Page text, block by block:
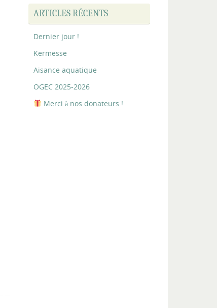
ARTICLES RÉCENTS
Dernier jour !
Kermesse
Aisance aquatique
OGEC 2025-2026
Merci à nos donateurs !